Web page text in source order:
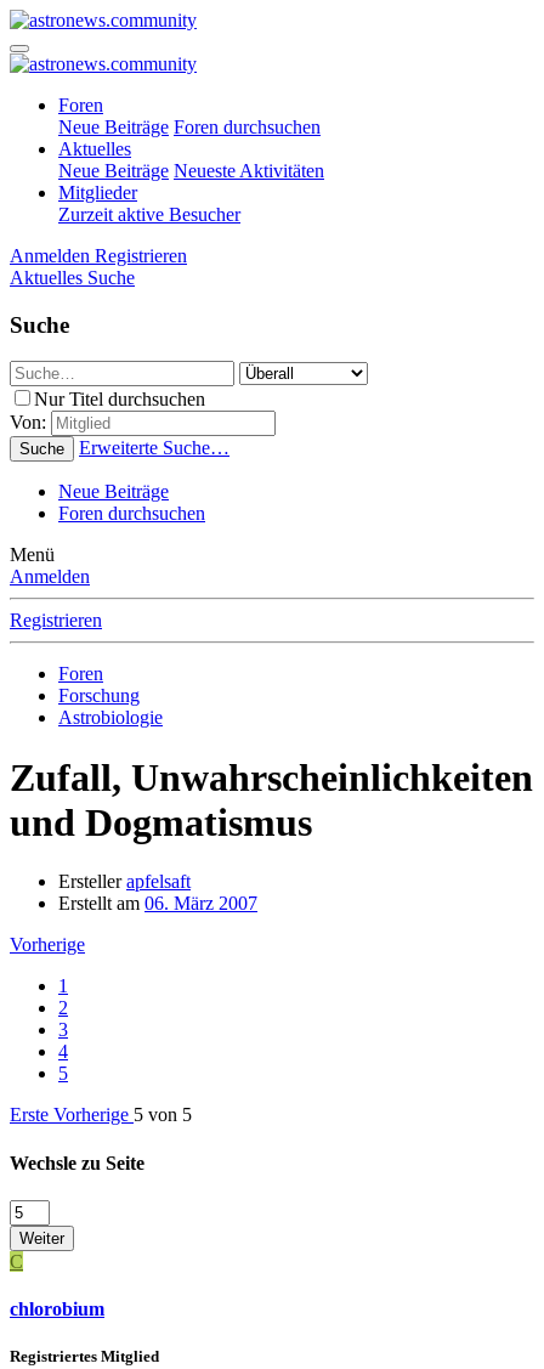
Foren
Neue Beiträge Foren durchsuchen
Aktuelles
Neue Beiträge Neueste Aktivitäten
Mitglieder
Zurzeit aktive Besucher
Anmelden Registrieren
Aktuelles Suche
Suche
Nur Titel durchsuchen
Von:
Suche Erweiterte Suche…
Neue Beiträge
Foren durchsuchen
Menü
Anmelden
Registrieren
Foren
Forschung
Astrobiologie
Zufall, Unwahrscheinlichkeiten
und Dogmatismus
Ersteller apfelsaft
Erstellt am 06. März 2007
Vorherige
1
2
3
4
5
Erste Vorherige 5 von 5
Wechsle zu Seite
Weiter
C
chlorobium
Registriertes Mitglied